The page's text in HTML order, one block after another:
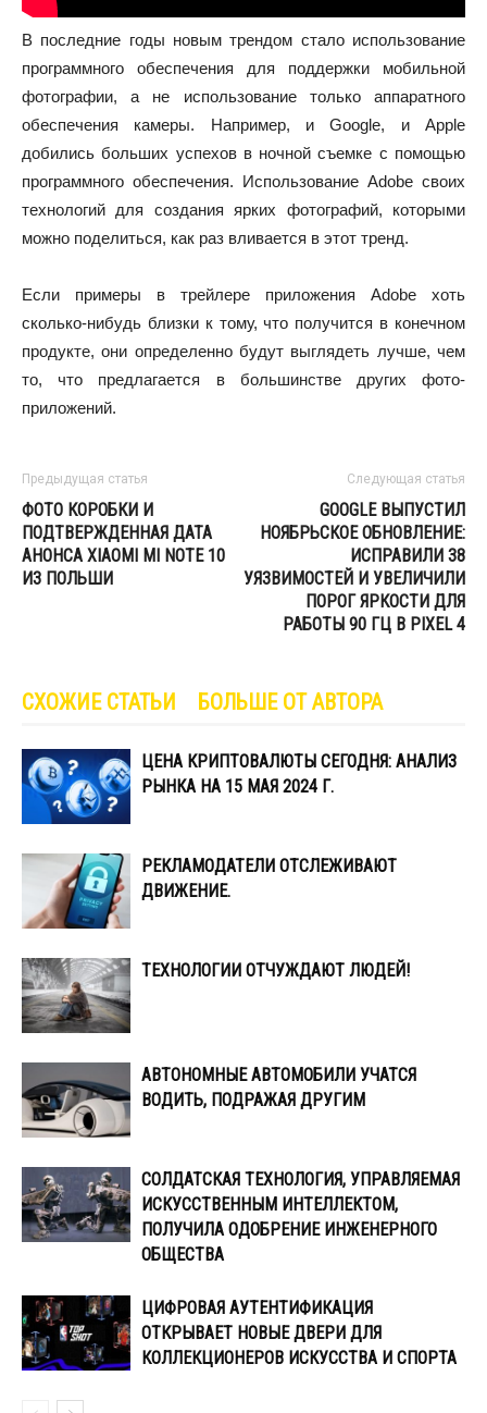
В последние годы новым трендом стало использование
программного обеспечения для поддержки мобильной
фотографии, а не использование только аппаратного
обеспечения камеры. Например, и Google, и Apple
добились больших успехов в ночной съемке с помощью
программного обеспечения. Использование Adobe своих
технологий для создания ярких фотографий, которыми
можно поделиться, как раз вливается в этот тренд.
Если примеры в трейлере приложения Adobe хоть
сколько-нибудь близки к тому, что получится в конечном
продукте, они определенно будут выглядеть лучше, чем
то, что предлагается в большинстве других фото-
приложений.
Предыдущая статья
ФОТО КОРОБКИ И
ПОДТВЕРЖДЕННАЯ ДАТА
АНОНСА XIAOMI MI NOTE 10
ИЗ ПОЛЬШИ
Следующая статья
GOOGLE ВЫПУСТИЛ
НОЯБРЬСКОЕ ОБНОВЛЕНИЕ:
ИСПРАВИЛИ 38
УЯЗВИМОСТЕЙ И УВЕЛИЧИЛИ
ПОРОГ ЯРКОСТИ ДЛЯ
РАБОТЫ 90 ГЦ В PIXEL 4
СХОЖИЕ СТАТЬИ БОЛЬШЕ ОТ АВТОРА
ЦЕНА КРИПТОВАЛЮТЫ СЕГОДНЯ: АНАЛИЗ
РЫНКА НА 15 МАЯ 2024 Г.
РЕКЛАМОДАТЕЛИ ОТСЛЕЖИВАЮТ
ДВИЖЕНИЕ.
ТЕХНОЛОГИИ ОТЧУЖДАЮТ ЛЮДЕЙ!
АВТОНОМНЫЕ АВТОМОБИЛИ УЧАТСЯ
ВОДИТЬ, ПОДРАЖАЯ ДРУГИМ
СОЛДАТСКАЯ ТЕХНОЛОГИЯ, УПРАВЛЯЕМАЯ
ИСКУССТВЕННЫМ ИНТЕЛЛЕКТОМ,
ПОЛУЧИЛА ОДОБРЕНИЕ ИНЖЕНЕРНОГО
ОБЩЕСТВА
ЦИФРОВАЯ АУТЕНТИФИКАЦИЯ
ОТКРЫВАЕТ НОВЫЕ ДВЕРИ ДЛЯ
КОЛЛЕКЦИОНЕРОВ ИСКУССТВА И СПОРТА